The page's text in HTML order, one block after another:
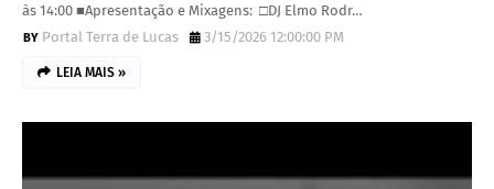
às 14:00 ■Apresentação e Mixagens: □DJ Elmo Rodr…
Portal Terra de Lucas
3/15/2026 12:00:00 PM
LEIA MAIS »